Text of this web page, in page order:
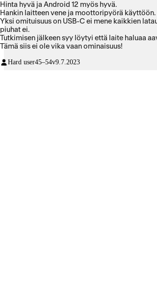
Hinta hyvä ja Android 12 myös hyvä.
Hankin laitteen vene ja moottoripyörä käyttöön.
Yksi omituisuus on USB-C ei mene kaikkien
piuhat ei.
Tutkimisen jälkeen syy löytyi että laite haluaa
Tämä siis ei ole vika vaan ominaisuus!
Hard user45–54v9.7.2023